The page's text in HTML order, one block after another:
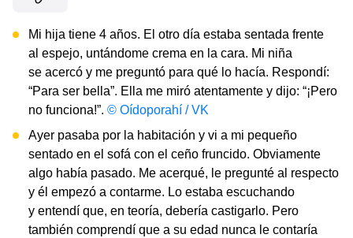
Mi hija tiene 4 años. El otro día estaba sentada frente
al espejo, untándome crema en la cara. Mi niña
se acercó y me preguntó para qué lo hacía. Respondí:
“Para ser bella”. Ella me miró atentamente y dijo: “¡Pero
no funciona!”. © Oídoporahí / VK
Ayer pasaba por la habitación y vi a mi pequeño
sentado en el sofá con el ceño fruncido. Obviamente
algo había pasado. Me acerqué, le pregunté al respecto
y él empezó a contarme. Lo estaba escuchando
y entendí que, en teoría, debería castigarlo. Pero
también comprendí que a su edad nunca le contaría